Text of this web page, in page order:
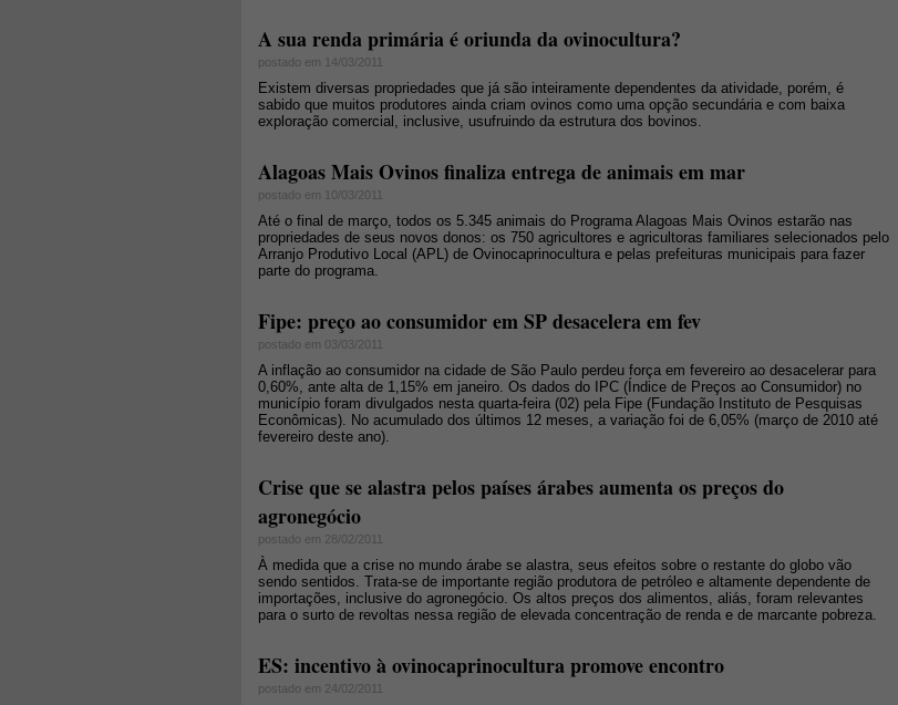
A sua renda primária é oriunda da ovinocultura?
postado em 14/03/2011
Existem diversas propriedades que já são inteiramente dependentes da atividade, porém, é
sabido que muitos produtores ainda criam ovinos como uma opção secundária e com baixa
exploração comercial, inclusive, usufruindo da estrutura dos bovinos.
Alagoas Mais Ovinos finaliza entrega de animais em mar
postado em 10/03/2011
Até o final de março, todos os 5.345 animais do Programa Alagoas Mais Ovinos estarão nas
propriedades de seus novos donos: os 750 agricultores e agricultoras familiares selecionados pelo
Arranjo Produtivo Local (APL) de Ovinocaprinocultura e pelas prefeituras municipais para fazer
parte do programa.
Fipe: preço ao consumidor em SP desacelera em fev
postado em 03/03/2011
A inflação ao consumidor na cidade de São Paulo perdeu força em fevereiro ao desacelerar para
0,60%, ante alta de 1,15% em janeiro. Os dados do IPC (Índice de Preços ao Consumidor) no
município foram divulgados nesta quarta-feira (02) pela Fipe (Fundação Instituto de Pesquisas
Econômicas). No acumulado dos últimos 12 meses, a variação foi de 6,05% (março de 2010 até
fevereiro deste ano).
Crise que se alastra pelos países árabes aumenta os preços do
agronegócio
postado em 28/02/2011
À medida que a crise no mundo árabe se alastra, seus efeitos sobre o restante do globo vão
sendo sentidos. Trata-se de importante região produtora de petróleo e altamente dependente de
importações, inclusive do agronegócio. Os altos preços dos alimentos, aliás, foram relevantes
para o surto de revoltas nessa região de elevada concentração de renda e de marcante pobreza.
ES: incentivo à ovinocaprinocultura promove encontro
postado em 24/02/2011